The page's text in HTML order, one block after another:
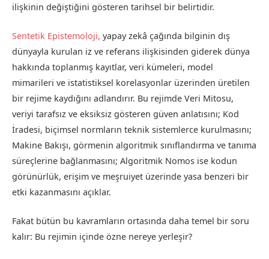
ilişkinin değiştiğini gösteren tarihsel bir belirtidir.
Sentetik Epistemoloji, yapay zekâ çağında bilginin dış
dünyayla kurulan iz ve referans ilişkisinden giderek dünya
hakkında toplanmış kayıtlar, veri kümeleri, model
mimarileri ve istatistiksel korelasyonlar üzerinden üretilen
bir rejime kaydığını adlandırır. Bu rejimde Veri Mitosu,
veriyi tarafsız ve eksiksiz gösteren güven anlatısını; Kod
İradesi, biçimsel normların teknik sistemlerce kurulmasını;
Makine Bakışı, görmenin algoritmik sınıflandırma ve tanıma
süreçlerine bağlanmasını; Algoritmik Nomos ise kodun
görünürlük, erişim ve meşruiyet üzerinde yasa benzeri bir
etki kazanmasını açıklar.
Fakat bütün bu kavramların ortasında daha temel bir soru
kalır: Bu rejimin içinde özne nereye yerleşir?